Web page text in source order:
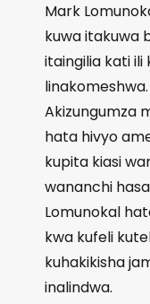
Mark
kuwa itakuwa
itaingilia kati ili
linakomeshwa.
Akizungumza
hata hivyo
kupita kiasi
wananchi
Lomunokal
kwa kufeli
kuhakikisha
inalindwa.